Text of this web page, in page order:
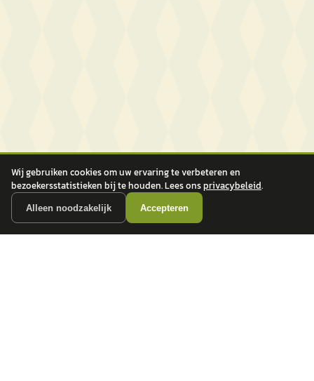
Wij gebruiken cookies om uw ervaring te verbeteren en
bezoekersstatistieken bij te houden. Lees onsprivacybeleid.
Alleen noodzakelijk Accepteren